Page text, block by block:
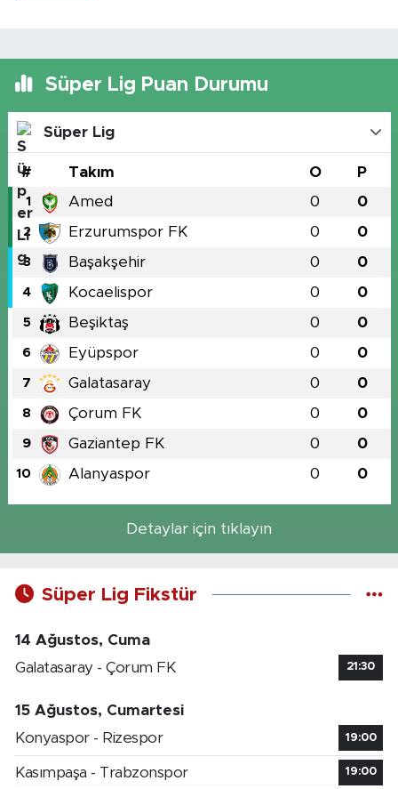
Süper Lig Puan Durumu
Süper Lig
# Takım O P
1 Amed 0 0
2 Erzurumspor FK 0 0
3 Başakşehir 0 0
4 Kocaelispor 0 0
5 Beşiktaş 0 0
6 Eyüpspor 0 0
7 Galatasaray 0 0
8 Çorum FK 0 0
9 Gaziantep FK 0 0
10 Alanyaspor 0 0
Detaylar için tıklayın
Süper Lig Fikstür
14 Ağustos, Cuma
Galatasaray - Çorum FK
21:30
15 Ağustos, Cumartesi
Konyaspor - Rizespor
19:00
Kasımpaşa - Trabzonspor 19:00